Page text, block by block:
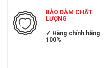
BẢO ĐẢM CHẤT
LƯỢNG
✓ Hàng chính hãng
100%